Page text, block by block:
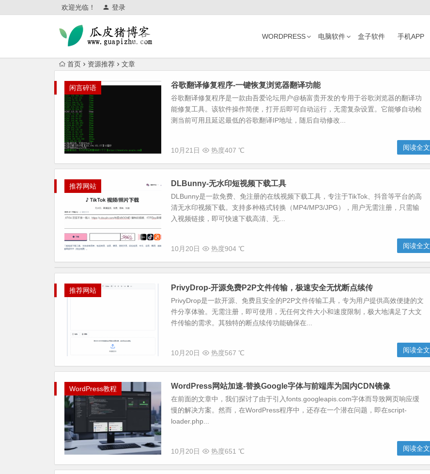
欢迎光临！ 登录
WORDPRESS 电脑软件 盒子软件 手机APP
首页 资源推荐 文章
闲言碎语 谷歌翻译修复程序-一键恢复浏览器翻译功能
谷歌翻译修复程序是一款由吾爱论坛用户@杨富贵开发的专用于谷歌浏览器的翻译功
能修复工具。该软件操作简便，打开后即可自动运行，无需复杂设置。它能够自动检
测当前可用且延迟最低的谷歌翻译IP地址，随后自动修改...
10月21日 热度407 ℃ 阅读全文
推荐网站 DLBunny-无水印短视频下载工具
DLBunny是一款免费、免注册的在线视频下载工具，专注于TikTok、抖音等平台的高
清无水印视频下载。支持多种格式转换（MP4/MP3/JPG），用户无需注册，只需输
入视频链接，即可快速下载高清、无...
10月20日 热度904 ℃ 阅读全文
推荐网站 PrivyDrop-开源免费P2P文件传输，极速安全无忧断点续传
PrivyDrop是一款开源、免费且安全的P2P文件传输工具，专为用户提供高效便捷的文
件分享体验。无需注册，即可使用，无任何文件大小和速度限制，极大地满足了大文
件传输的需求。其独特的断点续传功能确保在...
10月20日 热度567 ℃ 阅读全文
WordPress教程 WordPress网站加速-替换Google字体与前端库为国内CDN镜像
在前面的文章中，我们探讨了由于引入fonts.googleapis.com字体而导致网页响应缓
慢的解决方案。然而，在WordPress程序中，还存在一个潜在问题，即在script-
loader.php...
10月20日 热度651 ℃ 阅读全文